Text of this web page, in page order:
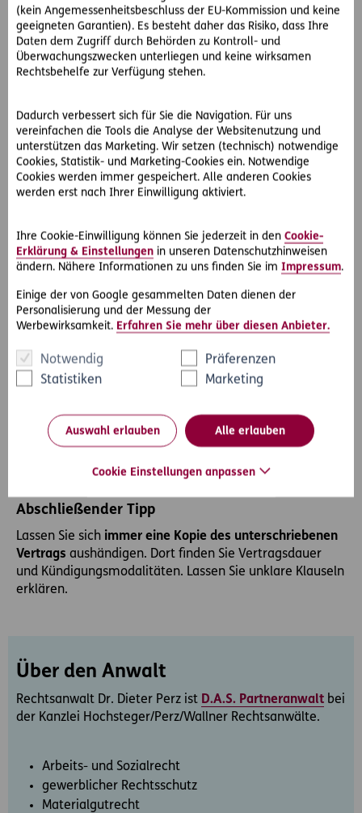
(kein Angemessenheitsbeschluss der EU-Kommission und keine
geeigneten Garantien). Es besteht daher das Risiko, dass Ihre
Daten dem Zugriff durch Behörden zu Kontroll- und
Überwachungszwecken unterliegen und keine wirksamen
Rechtsbehelfe zur Verfügung stehen.
Dadurch verbessert sich für Sie die Navigation. Für uns
vereinfachen die Tools die Analyse der Websitenutzung und
unterstützen das Marketing. Wir setzen (technisch) notwendige
Cookies, Statistik- und Marketing-Cookies ein. Notwendige
Cookies werden immer gespeichert. Alle anderen Cookies
werden erst nach Ihrer Einwilligung aktiviert.
Ihre Cookie-Einwilligung können Sie jederzeit in den Cookie-
Erklärung & Einstellungen in unseren Datenschutzhinweisen
ändern. Nähere Informationen zu uns finden Sie im Impressum.
Einige der von Google gesammelten Daten dienen der
Personalisierung und der Messung der
Werbewirksamkeit. Erfahren Sie mehr über diesen Anbieter.
Notwendig
Präferenzen
Statistiken
Marketing
Auswahl erlauben Alle erlauben
Cookie Einstellungen anpassen
Kündigung
Kündigungsfrist
Kündigung muss z. B. bei 2 Monaten Frist rechtzeitig vor
Vertragsende eingehen. Lassen Sie sichimmer eine
Bestätigungerteilen (Post-Sendung oder E-Mail).
Eine vorzeitige Kündigung ist möglich bei:
Verletzung oder gesundheitliche Einschränkungen
Grundsätzlich gilt: Keine Kündigung vor Ablauf der
Grundlaufzeit.
Abschließender Tipp
Lassen Sie sich immer eine Kopie des unterschriebenen
Vertrags aushändigen. Dort finden Sie Vertragsdauer
und Kündigungsmodalitäten. Lassen Sie unklare Klauseln
erklären.
Über den Anwalt
Rechtsanwalt Dr. Dieter Perz ist D.A.S. Partneranwalt bei
der Kanzlei Hochsteger/Perz/Wallner Rechtsanwälte.
Arbeits- und Sozialrecht
gewerblicher Rechtsschutz
Materialgutrecht